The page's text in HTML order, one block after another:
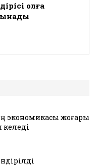
қолға
экономикасы жоғары